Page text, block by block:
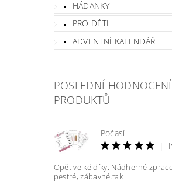
HÁDANKY
PRO DĚTI
ADVENTNÍ KALENDÁŘ
POSLEDNÍ HODNOCENÍ
PRODUKTŮ
Počasí
|
Opět velké díky. Nádherné
pestré, zábavné.tak